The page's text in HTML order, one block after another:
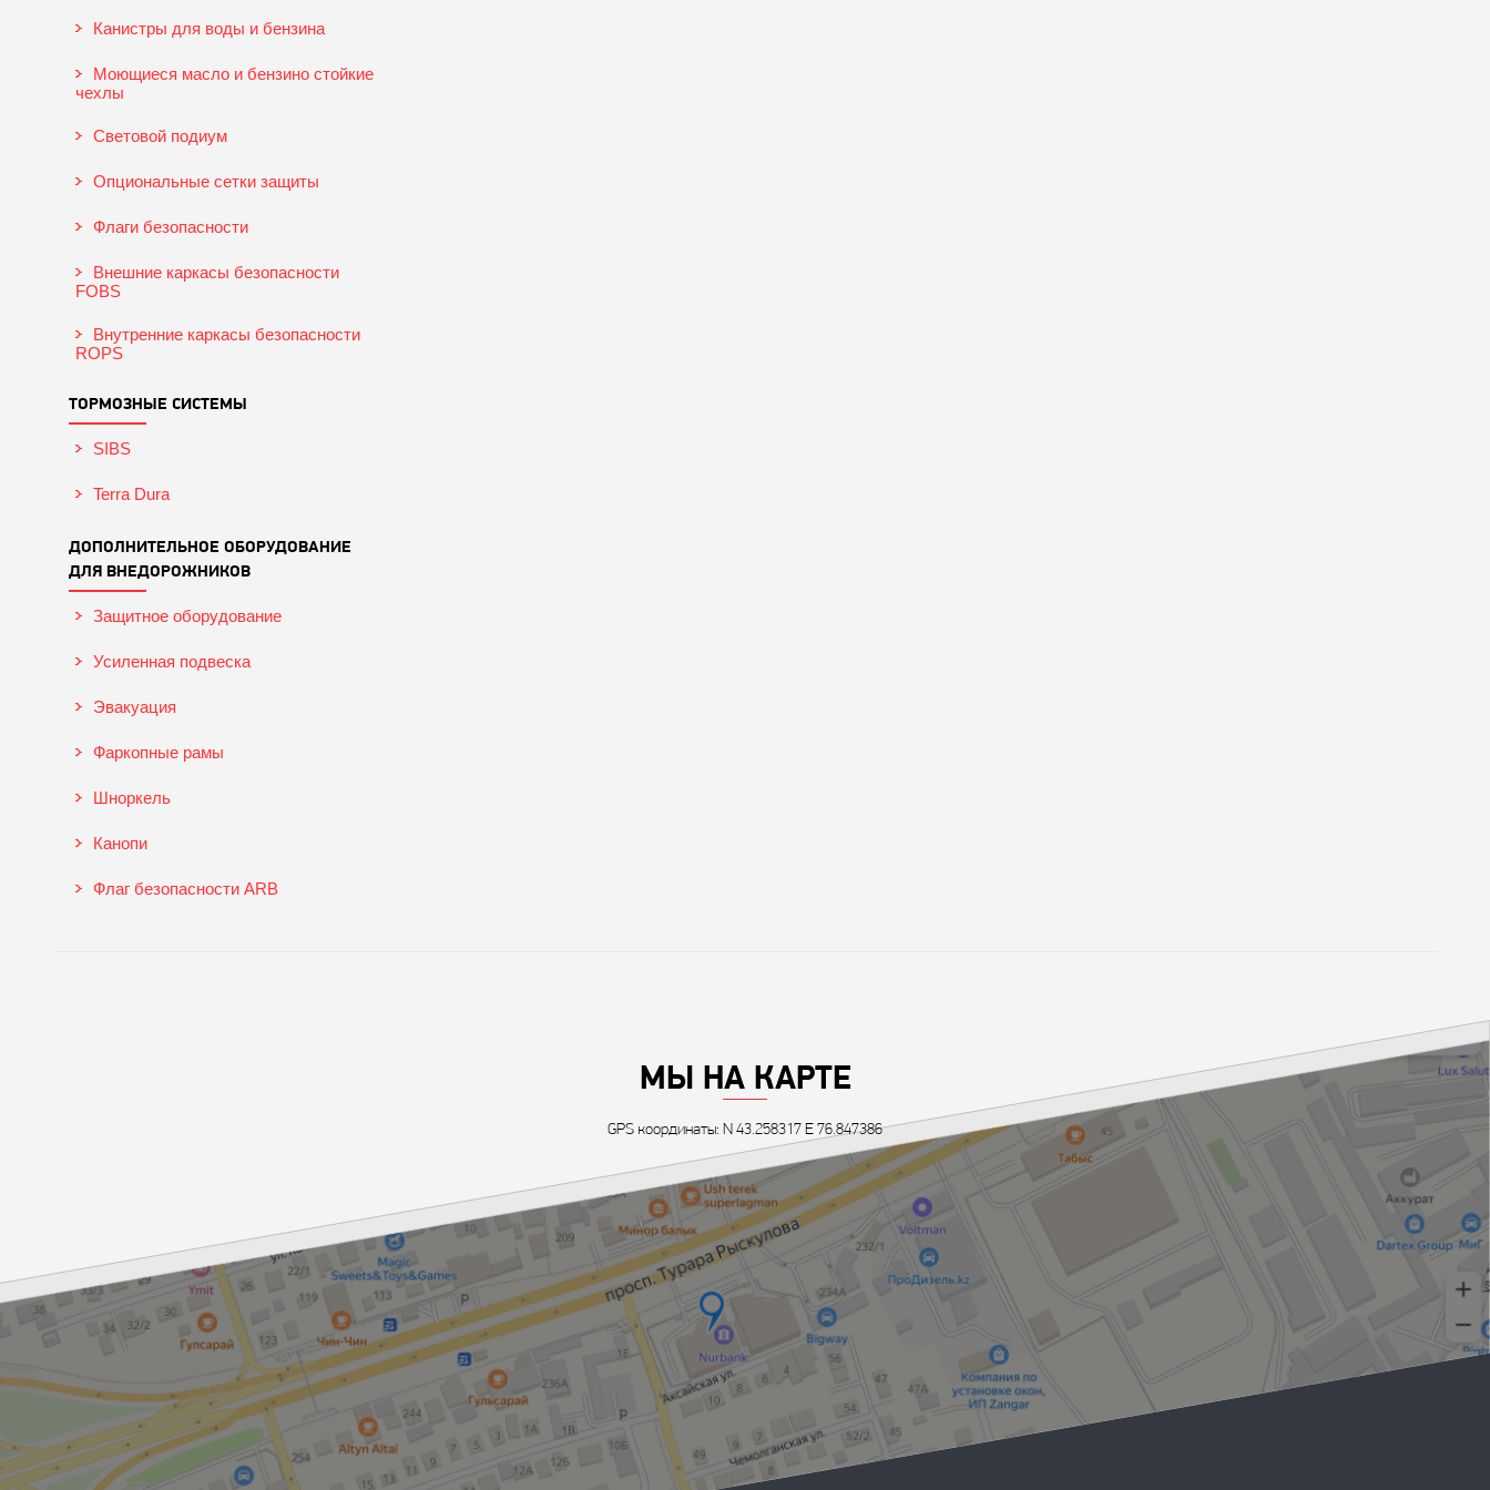
Канистры для воды и бензина
Моющиеся масло и бензино стойкие
чехлы
Световой подиум
Опциональные сетки защиты
Флаги безопасности
Внешние каркасы безопасности
FOBS
Внутренние каркасы безопасности
ROPS
ТОРМОЗНЫЕ СИСТЕМЫ
SIBS
Terra Dura
ДОПОЛНИТЕЛЬНОЕ ОБОРУДОВАНИЕ
ДЛЯ ВНЕДОРОЖНИКОВ
Защитное оборудование
Усиленная подвеска
Эвакуация
Фаркопные рамы
Шноркель
Канопи
Флаг безопасности ARB
МЫ НА КАРТЕ
GPS координаты: N 43.258317 E 76.847386